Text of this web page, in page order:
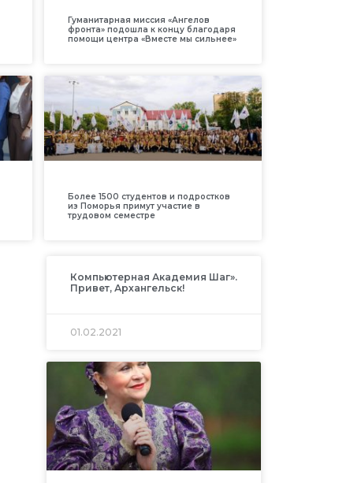
Гуманитарная миссия «Ангелов
фронта» подошла к концу благодаря
помощи центра «Вместе мы сильнее»
Более 1500 студентов и подростков
из Поморья примут участие в
трудовом семестре
Компьютерная Академия Шаг».
Привет, Архангельск!
01.02.2021